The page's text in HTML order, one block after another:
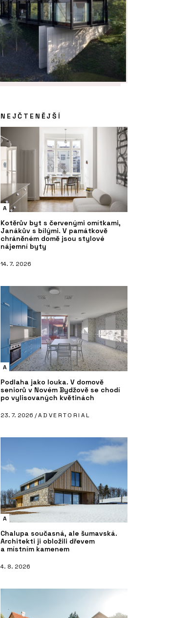
NEJČTENĚJŠÍ
A
Kotěrův byt s červenými omítkami,
Janákův s bílými. V památkově
chráněném domě jsou stylové
nájemní byty
14. 7. 2026
A
Podlaha jako louka. V domově
seniorů v Novém Bydžově se chodí
po vylisovaných květinách
23. 7. 2026 /ADVERTORIAL
A
Chalupa současná, ale šumavská.
Architekti ji obložili dřevem
a místním kamenem
4. 8. 2026